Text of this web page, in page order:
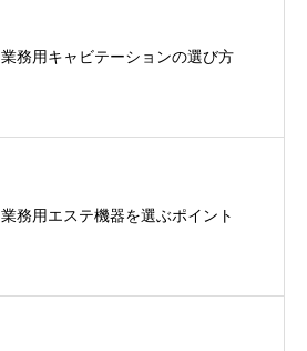
業務用キャビテーションの選び方
業務用エステ機器を選ぶポイント